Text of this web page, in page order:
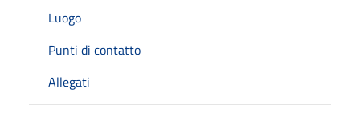
Luogo
Punti di contatto
Allegati